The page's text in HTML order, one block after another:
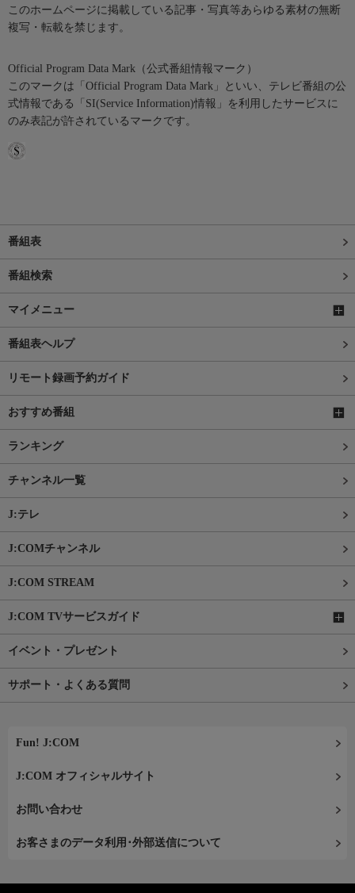
このホームページに掲載している記事・写真等あらゆる素材の無断
複写・転載を禁じます。
Official Program Data Mark（公式番組情報マーク）
このマークは「Official Program Data Mark」といい、テレビ番組の公
式情報である「SI(Service Information)情報」を利用したサービスに
のみ表記が許されているマークです。
番組表
番組検索
マイメニュー
番組表ヘルプ
リモート録画予約ガイド
おすすめ番組
ランキング
チャンネル一覧
J:テレ
J:COMチャンネル
J:COM STREAM
J:COM TVサービスガイド
イベント・プレゼント
サポート・よくある質問
Fun! J:COM
J:COM オフィシャルサイト
お問い合わせ
お客さまのデータ利用･外部送信について